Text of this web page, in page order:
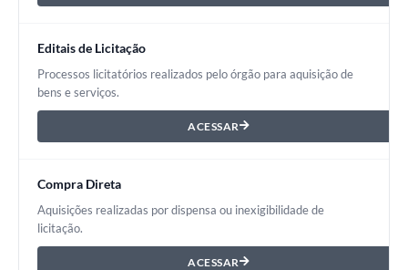
Editais de Licitação
Processos licitatórios realizados pelo órgão para aquisição de
bens e serviços.
ACESSAR
Compra Direta
Aquisições realizadas por dispensa ou inexigibilidade de
licitação.
ACESSAR